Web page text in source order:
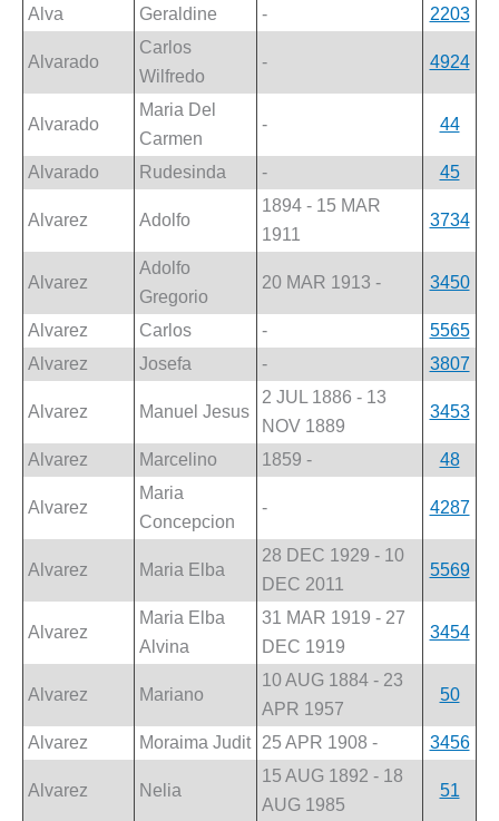
Alva Geraldine - 2203
Alvarado
Carlos
Wilfredo
- 4924
Alvarado
Maria Del
Carmen
- 44
Alvarado Rudesinda - 45
Alvarez Adolfo
1894 - 15 MAR
1911
3734
Alvarez
Adolfo
Gregorio
20 MAR 1913 - 3450
Alvarez Carlos -
5565
Alvarez
Josefa - 3807
Alvarez Manuel Jesus
2 JUL 1886 - 13
NOV 1889
3453
Alvarez Marcelino 1859 - 48
Alvarez
Maria
Concepcion
- 4287
Alvarez Maria Elba
28 DEC 1929 - 10
DEC 2011
5569
Alvarez
Maria Elba
Alvina
31 MAR 1919 - 27
DEC 1919
3454
Alvarez Mariano
10 AUG 1884 - 23
APR 1957
50
Alvarez Moraima Judit 25 APR 1908 - 3456
Alvarez Nelia
15 AUG 1892 - 18
AUG 1985
51